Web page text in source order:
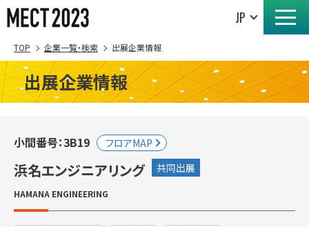
TOP 企業一覧・検索 出展企業情報
出展企業情報
小間番号：3B19 フロアMAP
浜名エンジニアリング 共同出展
HAMANA ENGINEERING